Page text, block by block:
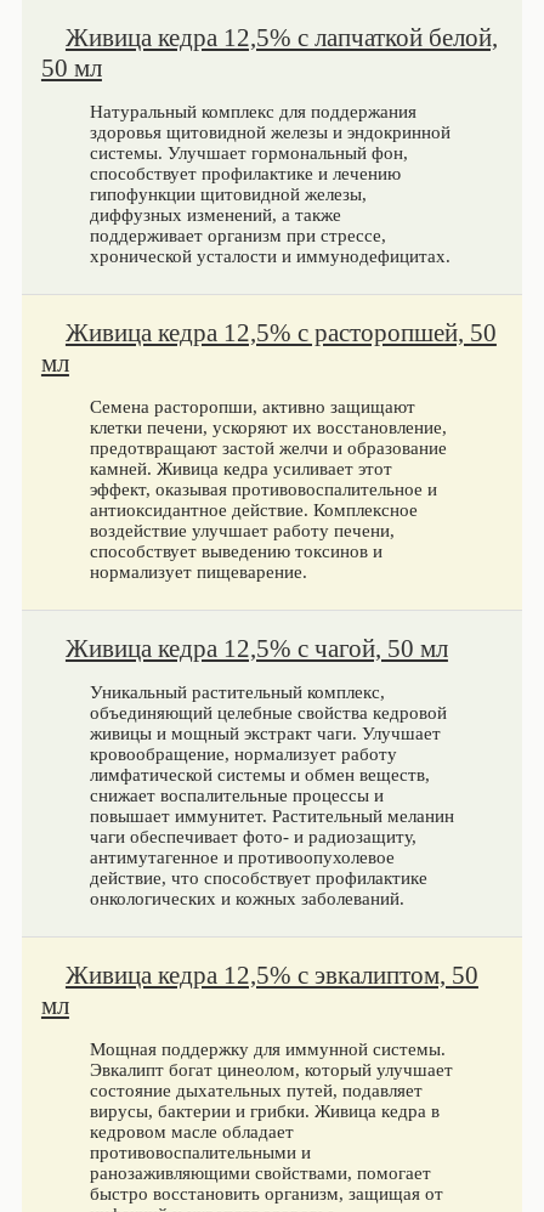
Живица кедра 12,5% с лапчаткой белой,
50 мл
Натуральный комплекс для поддержания
здоровья щитовидной железы и эндокринной
системы. Улучшает гормональный фон,
способствует профилактике и лечению
гипофункции щитовидной железы,
диффузных изменений, а также
поддерживает организм при стрессе,
хронической усталости и иммунодефицитах.
Живица кедра 12,5% с расторопшей, 50
мл
Семена расторопши, активно защищают
клетки печени, ускоряют их восстановление,
предотвращают застой желчи и образование
камней. Живица кедра усиливает этот
эффект, оказывая противовоспалительное и
антиоксидантное действие. Комплексное
воздействие улучшает работу печени,
способствует выведению токсинов и
нормализует пищеварение.
Живица кедра 12,5% с чагой, 50 мл
Уникальный растительный комплекс,
объединяющий целебные свойства кедровой
живицы и мощный экстракт чаги. Улучшает
кровообращение, нормализует работу
лимфатической системы и обмен веществ,
снижает воспалительные процессы и
повышает иммунитет. Растительный меланин
чаги обеспечивает фото- и радиозащиту,
антимутагенное и противоопухолевое
действие, что способствует профилактике
онкологических и кожных заболеваний.
Живица кедра 12,5% с эвкалиптом, 50
мл
Мощная поддержку для иммунной системы.
Эвкалипт богат цинеолом, который улучшает
состояние дыхательных путей, подавляет
вирусы, бактерии и грибки. Живица кедра в
кедровом масле обладает
противовоспалительными и
ранозаживляющими свойствами, помогает
быстро восстановить организм, защищая от